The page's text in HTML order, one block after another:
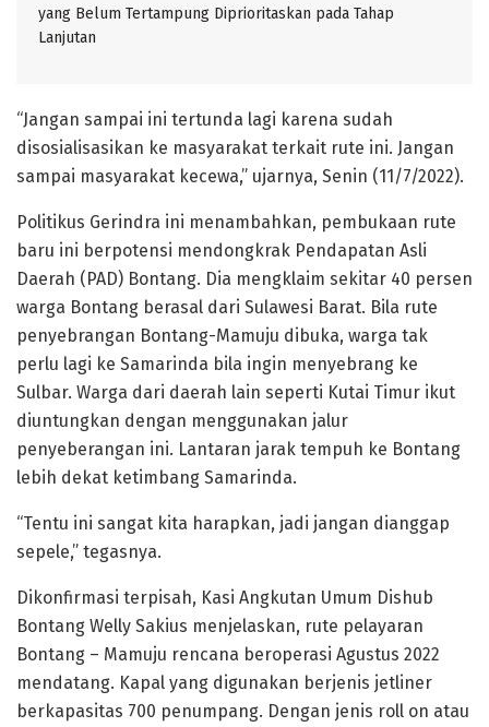
yang Belum Tertampung Diprioritaskan pada Tahap
Lanjutan
“Jangan sampai ini tertunda lagi karena sudah
disosialisasikan ke masyarakat terkait rute ini. Jangan
sampai masyarakat kecewa,” ujarnya, Senin (11/7/2022).
Politikus Gerindra ini menambahkan, pembukaan rute
baru ini berpotensi mendongkrak Pendapatan Asli
Daerah (PAD) Bontang. Dia mengklaim sekitar 40 persen
warga Bontang berasal dari Sulawesi Barat. Bila rute
penyebrangan Bontang-Mamuju dibuka, warga tak
perlu lagi ke Samarinda bila ingin menyebrang ke
Sulbar. Warga dari daerah lain seperti Kutai Timur ikut
diuntungkan dengan menggunakan jalur
penyeberangan ini. Lantaran jarak tempuh ke Bontang
lebih dekat ketimbang Samarinda.
“Tentu ini sangat kita harapkan, jadi jangan dianggap
sepele,” tegasnya.
Dikonfirmasi terpisah, Kasi Angkutan Umum Dishub
Bontang Welly Sakius menjelaskan, rute pelayaran
Bontang – Mamuju rencana beroperasi Agustus 2022
mendatang. Kapal yang digunakan berjenis jetliner
berkapasitas 700 penumpang. Dengan jenis roll on atau